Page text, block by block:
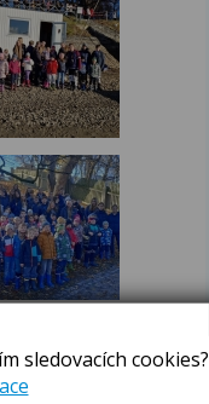
sledovacích cookies?